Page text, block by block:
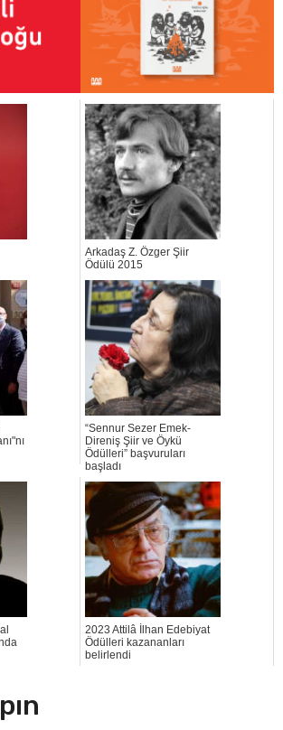
Arkadaş Z. Özger Şiir
Ödülü 2015
“Sennur Sezer Emek-
Direniş Şiir ve Öykü
Ödülleri” başvuruları
başladı
2023 Attilâ İlhan Edebiyat
Ödülleri kazananları
belirlendi